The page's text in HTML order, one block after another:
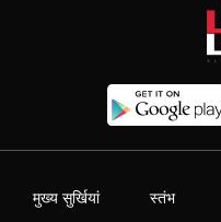
मुख्य सुर्खियां स्तंभ